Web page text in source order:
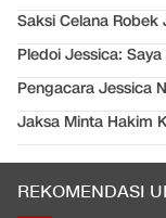
Saksi Celana
Pledoi Jessica:
Pengacara Jessica
Jaksa Minta Hakim
REKOMENDASI